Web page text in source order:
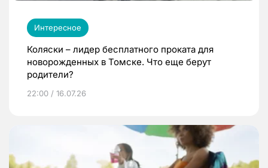
Интересное
Коляски – лидер бесплатного проката для
новорожденных в Томске. Что еще берут
родители?
22:00 / 16.07.26